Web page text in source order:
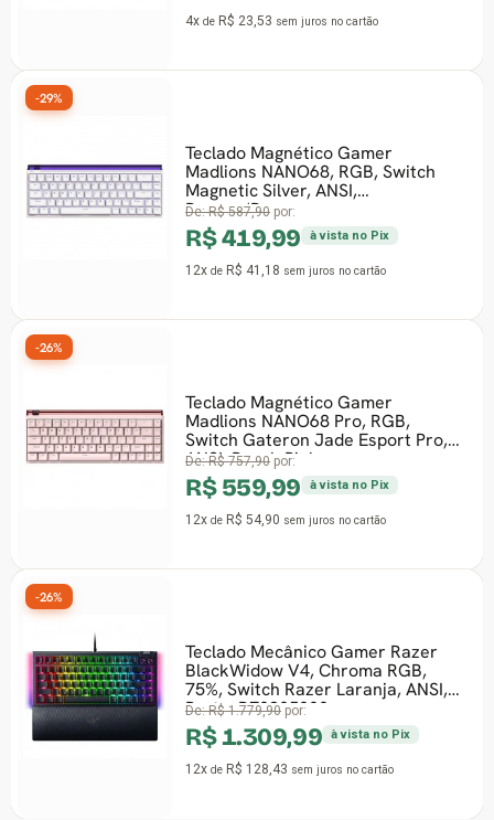
4x de R$ 23,53 sem juros no cartão
Teclado Magnético Gamer
Madlions NANO68, RGB, Switch
Magnetic Silver, ANSI,
Branco/Roxo
De:R$ 587,90 por:
R$ 419,99 à vista no Pix
12x de R$ 41,18 sem juros no cartão
-29%
Teclado Magnético Gamer
Madlions NANO68 Pro, RGB,
Switch Gateron Jade Esport Pro,
ANSI, Peach Pink
De:R$ 757,90 por:
R$ 559,99 à vista no Pix
12x de R$ 54,90 sem juros no cartão
-26%
Teclado Mecânico Gamer Razer
BlackWidow V4, Chroma RGB,
75%, Switch Razer Laranja, ANSI,
Preto, RZ0305000
De:R$ 1.779,90 por:
R$ 1.309,99 à vista no Pix
12x de R$ 128,43 sem juros no cartão
-26%